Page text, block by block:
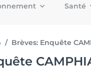
Santé
Brèves: Enquête